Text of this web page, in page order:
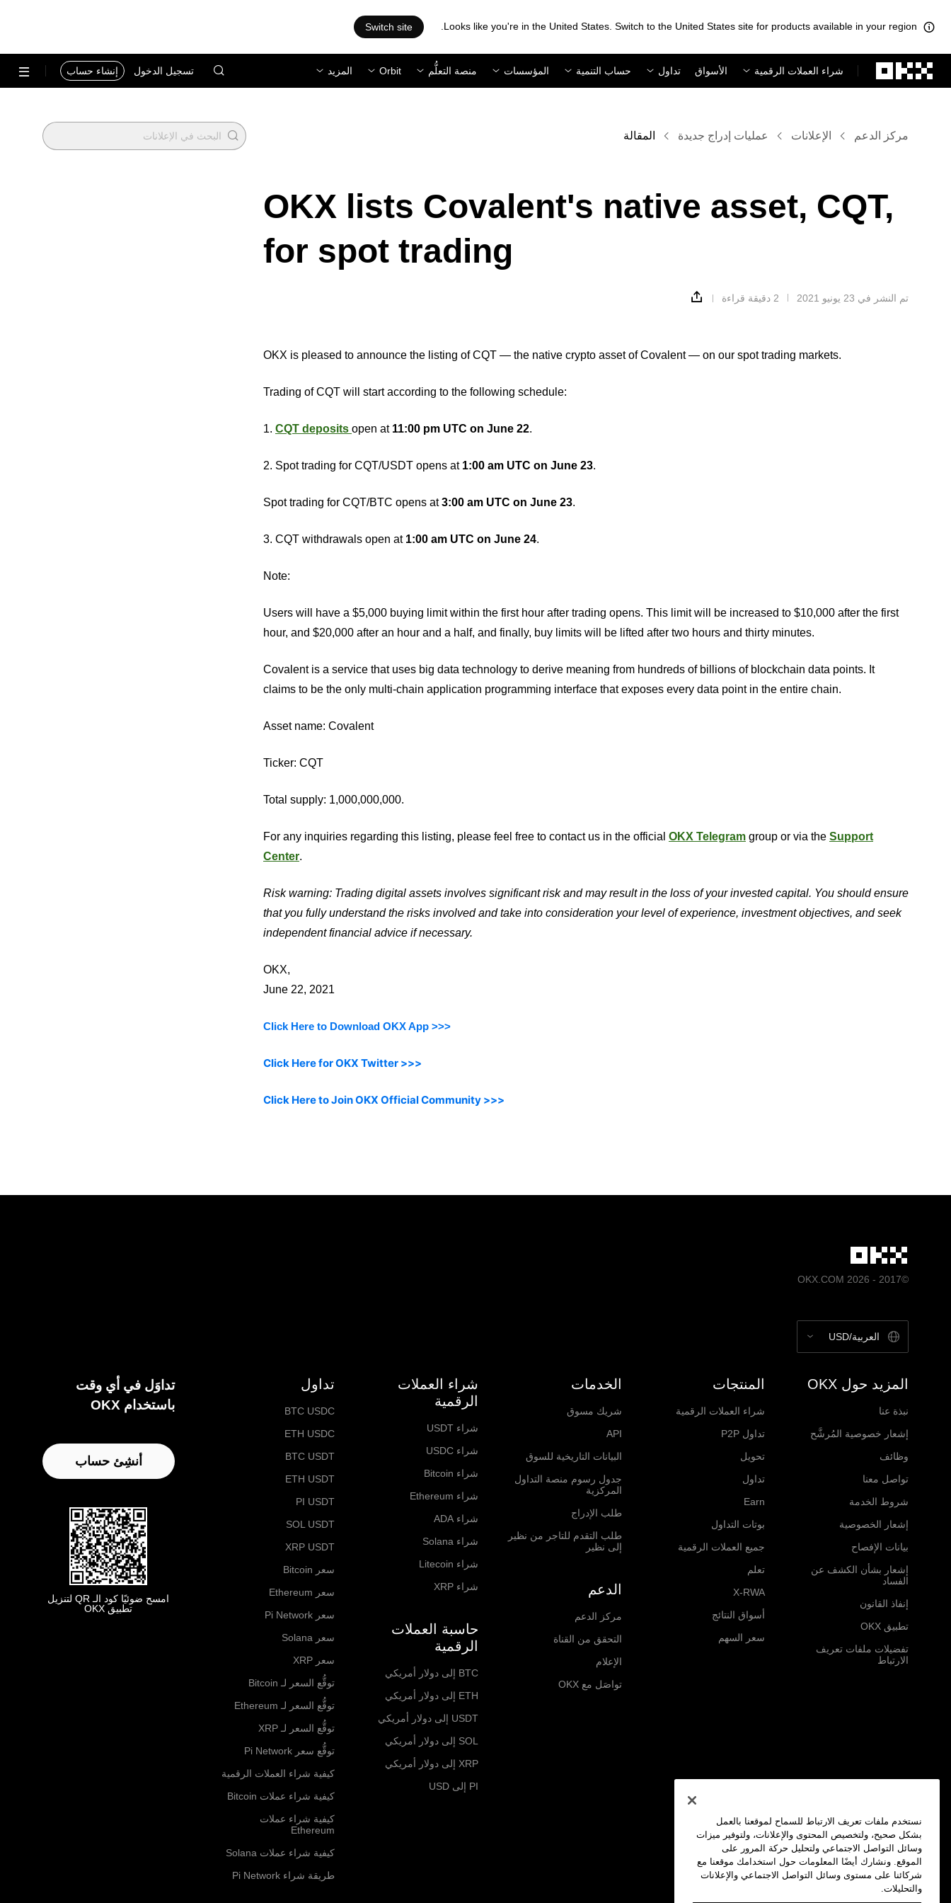
Looks like you're in the United States. Switch to the United States site for products available in your region.
Switch site
شراء العملات الرقمية
الأسواق تداول حساب التنمية المؤسسات منصة التعلُّم Orbit المزيد تسجيل الدخول إنشاء حساب
مركز الدعم الإعلانات عمليات إدراج جديدة المقالة
OKX lists Covalent's native asset, CQT,
for spot trading
تم النشر في ‏23 يونيو 2021 2 دقيقة قراءة
OKX is pleased to announce the listing of CQT — the native crypto asset of Covalent — on our spot trading markets.
Trading of CQT will start according to the following schedule:
1. CQT deposits open at11:00 pm UTC on June 22.
2. Spot trading for CQT/USDT opens at 1:00 am UTC on June 23.
Spot trading for CQT/BTC opens at3:00 am UTC on June 23.
3. CQT withdrawals open at 1:00 am UTC on June 24.
Note:
Users will have a $5,000 buying limit within the first hour after trading opens. This limit will be increased to $10,000 after the first
hour, and $20,000 after an hour and a half, and finally, buy limits will be lifted after two hours and thirty minutes.
Covalent is a service that uses big data technology to derive meaning from hundreds of billions of blockchain data points. It
claims to be the only multi-chain application programming interface that exposes every data point in the entire chain.
Asset name: Covalent
Ticker: CQT
Total supply: 1,000,000,000.
For any inquiries regarding this listing, please feel free to contact us in the official OKX Telegram group or via the Support
Center.
Risk warning: Trading digital assets involves significant risk and may result in the loss of your invested capital. You should ensure
that you fully understand the risks involved and take into consideration your level of experience, investment objectives, and seek
independent financial advice if necessary.
OKX,
June 22, 2021
Click Here to Download OKX App >>>
Click Here for OKX Twitter >>>
Click Here to Join OKX Official Community >>>
©2017 - 2026 OKX.COM
العربية/USD
المزيد حول OKX
نبذة عنا
إشعار خصوصية المُرشَّح
وظائف
تواصل معنا
شروط الخدمة
إشعار الخصوصية
بيانات الإفصاح
إشعار بشأن الكشف عن
الفساد
إنفاذ القانون
تطبيق OKX
تفضيلات ملفات تعريف
الارتباط
المنتجات
شراء العملات الرقمية
تداول P2P
تحويل
تداول
Earn
بوتات التداول
جميع العملات الرقمية
تعلم
X-RWA
أسواق النتائج
سعر السهم
الخدمات
شريك مسوق
API
البيانات التاريخية للسوق
جدول رسوم منصة التداول
المركزية
طلب الإدراج
طلب التقدم للتاجر من نظير
إلى نظير
الدعم
مركز الدعم
التحقق من القناة
الإعلام
تواصَل مع OKX
شراء العملات
الرقمية
شراء USDT
شراء USDC
شراء Bitcoin
شراء Ethereum
شراء ADA
شراء Solana
شراء Litecoin
شراء XRP
حاسبة العملات
الرقمية
BTC إلى دولار أمريكي
ETH إلى دولار أمريكي
USDT إلى دولار أمريكي
SOL إلى دولار أمريكي
XRP إلى دولار أمريكي
PI إلى USD
تداول
BTC USDC
ETH USDC
BTC USDT
ETH USDT
PI USDT
SOL USDT
XRP USDT
سعر Bitcoin
سعر Ethereum
سعر Pi Network
سعر Solana
سعر XRP
توقُّع السعر لـ Bitcoin
توقُّع السعر لـ Ethereum
توقُّع السعر لـ XRP
توقُّع سعر Pi Network
كيفية شراء العملات الرقمية
كيفية شراء عملات Bitcoin
كيفية شراء عملات
Ethereum
كيفية شراء عملات Solana
طريقة شراء Pi Network
تداوَل في أي وقت
باستخدام OKX
أنشِئ حساب
امسح ضوئيًا كود الـ QR لتنزيل
تطبيق OKX
نستخدم ملفات تعريف الارتباط للسماح لموقعنا بالعمل
بشكل صحيح، ولتخصيص المحتوى والإعلانات، ولتوفير ميزات
وسائل التواصل الاجتماعي ولتحليل حركة المرور على
الموقع. ونشارك أيضًا المعلومات حول استخدامك موقعنا مع
شركائنا على مستوى وسائل التواصل الاجتماعي والإعلانات
والتحليلات.